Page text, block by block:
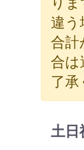
違う
合計
合
了承
土日